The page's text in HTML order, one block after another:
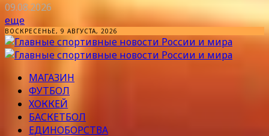
09.08.2026
еще
ВОСКРЕСЕНЬЕ, 9 АВГУСТА, 2026
МАГАЗИН
ФУТБОЛ
ХОККЕЙ
БАСКЕТБОЛ
ЕДИНОБОРСТВА